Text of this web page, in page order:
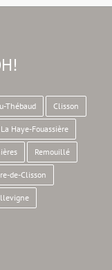
Thébaud Clisson
La Haye-Fouassière
Remouillé
de-Clisson